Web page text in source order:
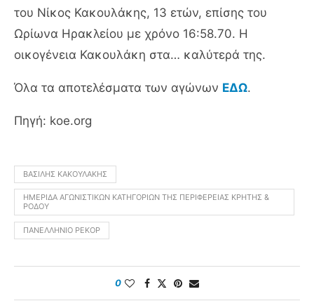
του Νίκος Κακουλάκης, 13 ετών, επίσης του
Ωρίωνα Ηρακλείου με χρόνο 16:58.70. Η
οικογένεια Κακουλάκη στα… καλύτερά της.
Όλα τα αποτελέσματα των αγώνων ΕΔΩ.
Πηγή: koe.org
ΒΑΣΊΛΗΣ ΚΑΚΟΥΛΆΚΗΣ
ΗΜΕΡΊΔΑ ΑΓΩΝΙΣΤΙΚΏΝ ΚΑΤΗΓΟΡΙΏΝ ΤΗΣ ΠΕΡΙΦΈΡΕΙΑΣ ΚΡΉΤΗΣ &
ΡΌΔΟΥ
ΠΑΝΕΛΛΉΝΙΟ ΡΕΚΌΡ
0